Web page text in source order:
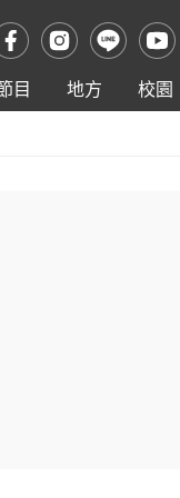
目 地方 校園